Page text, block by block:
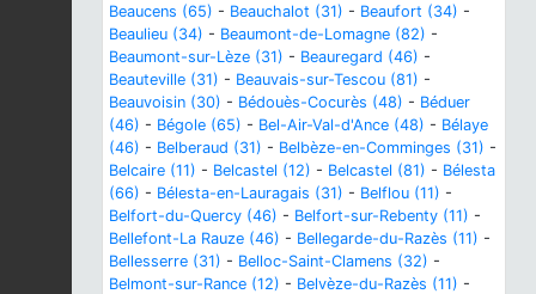
Beaucens (65) - Beauchalot (31) - Beaufort (34) -
Beaulieu (34) - Beaumont-de-Lomagne (82) -
Beaumont-sur-Lèze (31) - Beauregard (46) -
Beauteville (31) - Beauvais-sur-Tescou (81) -
Beauvoisin (30) - Bédouès-Cocurès (48) - Béduer
(46) - Bégole (65) - Bel-Air-Val-d'Ance (48) - Bélaye
(46) - Belberaud (31) - Belbèze-en-Comminges (31) -
Belcaire (11) - Belcastel (12) - Belcastel (81) - Bélesta
(66) - Bélesta-en-Lauragais (31) - Belflou (11) -
Belfort-du-Quercy (46) - Belfort-sur-Rebenty (11) -
Bellefont-La Rauze (46) - Bellegarde-du-Razès (11) -
Bellesserre (31) - Belloc-Saint-Clamens (32) -
Belmont-sur-Rance (12) - Belvèze-du-Razès (11) -